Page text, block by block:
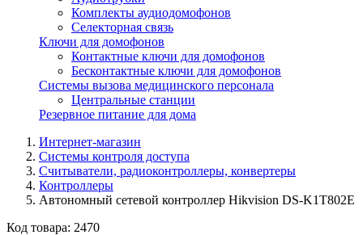
Комплекты аудиодомофонов
Селекторная связь
Ключи для домофонов
Контактные ключи для домофонов
Бесконтактные ключи для домофонов
Системы вызова медицинского персонала
Центральные станции
Резервное питание для дома
Интернет-магазин
Системы контроля доступа
Считыватели, радиоконтроллеры, конвертеры
Контроллеры
Автономный сетевой контроллер Hikvision DS-K1T802E
Код товара: 2470